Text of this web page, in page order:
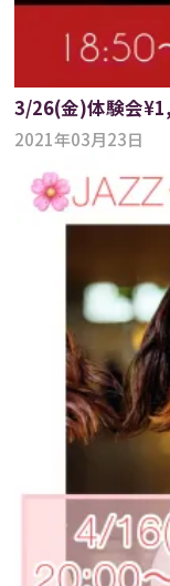
3/26(金)体験会
2021年03月23日